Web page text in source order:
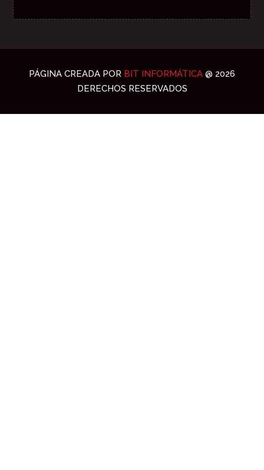
PÁGINA CREADA POR BIT INFORMÁTICA @ 2026
DERECHOS RESERVADOS